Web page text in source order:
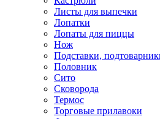
Листы для выпечки
Лопатки
Лопаты для пиццы
Нож
Подставки,
Половник
Сито
Сковорода
Термос
Торговые прилавоки